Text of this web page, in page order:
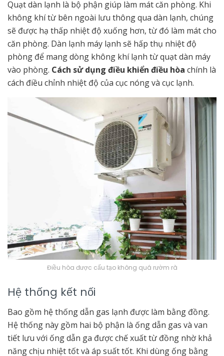
Quạt dàn lạnh là bộ phận giúp làm mát căn phòng. Khi
không khí từ bên ngoài lưu thông qua dàn lạnh, chúng
sẽ được hạ thấp nhiệt độ xuống hơn, từ đó làm mát cho
căn phòng. Dàn lạnh máy lạnh sẽ hấp thụ nhiệt độ
phòng để mang dòng không khí lạnh từ quạt dàn máy
vào phòng. Cách sử dụng điều khiển điều hòa chính là
cách điều chỉnh nhiệt độ của cục nóng và cục lạnh.
Điều hòa được cấu tạo không quá rườm rà
Hệ thống kết nối
Bao gồm hệ thống dẫn gas lạnh được làm bằng đồng.
Hệ thống này gồm hai bộ phận là ống dẫn gas và van
tiết lưu với ống dẫn ga được chế xuất từ đồng nhờ khả
năng chịu nhiệt tốt và áp suất tốt. Khi dùng ống bằng